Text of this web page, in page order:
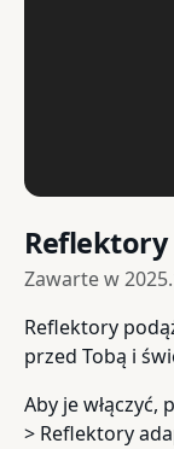
Zawarte w
Reflektory
przed Tobą i
Aby je włączyć,
> Reflektory